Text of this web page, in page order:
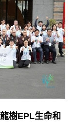
樹EPL生命和